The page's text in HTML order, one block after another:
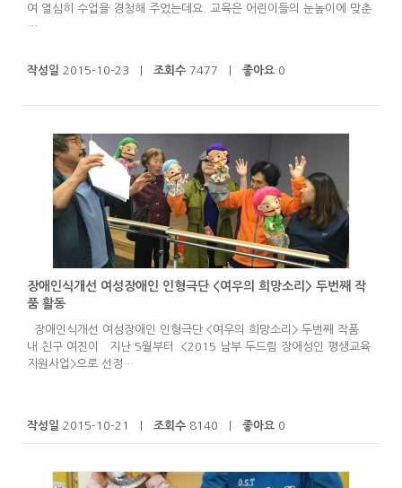
여 열심히 수업을 경청해 주었는데요. 교육은 어린이들의 눈높이에 맞춘
…
작성일 2015-10-23 | 조회수7477 | 좋아요0
장애인식개선 여성장애인 인형극단 <여우의 희망소리> 두번째 작
품 활동
장애인식개선 여성장애인 인형극단 <여우의 희망소리> 두번째 작품
내 친구 여진이 지난 5월부터 <2015 남부 두드림 장애성인 평생교육
지원사업>으로 선정…
작성일 2015-10-21 | 조회수8140 | 좋아요0